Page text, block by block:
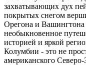
захватывающих дух
покрытых снегом
Орегона и Вашингтона
необыкновенное
историей и яркой
Колумбии - это не
американского Северо-